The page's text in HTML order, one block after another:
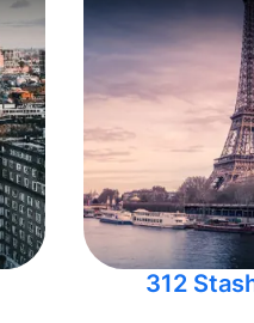
312